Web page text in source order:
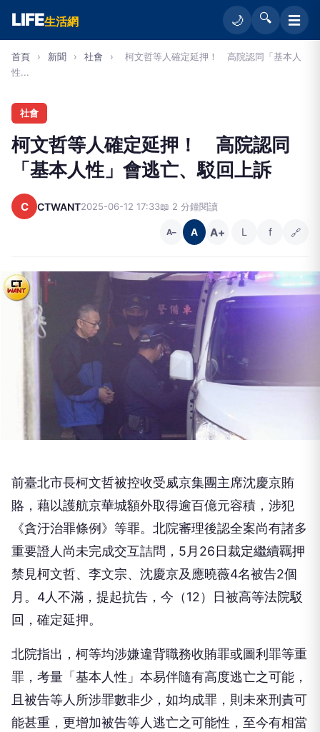
LIFE生活網 🌙 🔍 ☰
首頁 › 新聞 › 社會 ›
柯文哲等人確定延押！ 高院認同「基本人
性...
社會
柯文哲等人確定延押！ 高院認同
「基本人性」會逃亡、駁回上訴
C CTWANT2025-06-12 17:33📖 2 分鐘閱讀
A− A A+ L f 🔗
前臺北市長柯文哲被控收受威京集團主席沈慶京賄
賂，藉以護航京華城額外取得逾百億元容積，涉犯
《貪汙治罪條例》等罪。北院審理後認全案尚有諸多
重要證人尚未完成交互詰問，5月26日裁定繼續羈押
禁見柯文哲、李文宗、沈慶京及應曉薇4名被告2個
月。4人不滿，提起抗告，今（12）日被高等法院駁
回，確定延押。
北院指出，柯等均涉嫌違背職務收賄罪或圖利罪等重
罪，考量「基本人性」本易伴隨有高度逃亡之可能，
且被告等人所涉罪數非少，如均成罪，則未來刑責可
能甚重，更增加被告等人逃亡之可能性，至今有相當